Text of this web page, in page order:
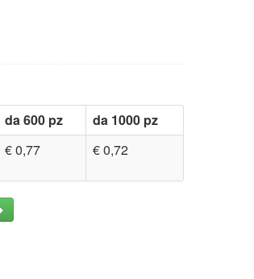
da 600 pz
da 1000 pz
€ 0,77 € 0,72